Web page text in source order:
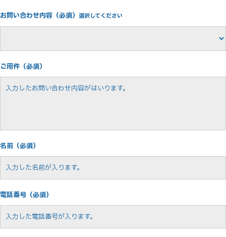
お問い合わせ内容（必須） 選択してください
ご用件（必須）
名前（必須）
電話番号（必須）